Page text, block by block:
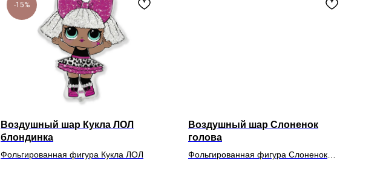
-15%
Воздушный шар Кукла ЛОЛ
блондинка
Фольгированная фигура Кукла ЛОЛ
Воздушный шар Слоненок
голова
Фольгированная фигура Слоненок